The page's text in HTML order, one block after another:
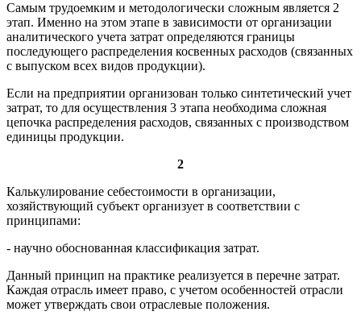
Самым трудоемким и методологически сложным является 2
этап. Именно на этом этапе в зависимости от организации
аналитического учета затрат определяются границы
последующего распределения косвенных расходов (связанных
с выпуском всех видов продукции).
Если на предприятии организован только синтетический учет
затрат, то для осуществления 3 этапа необходима сложная
цепочка распределения расходов, связанных с производством
единицы продукции.
2
Калькулирование себестоимости в организации,
хозяйствующий субъект организует в соответствии с
принципами:
- научно обоснованная классификация затрат.
Данный принцип на практике реализуется в перечне затрат.
Каждая отрасль имеет право, с учетом особенностей отрасли
может утверждать свои отраслевые положения.